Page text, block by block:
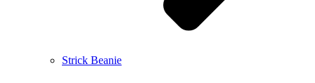
Strick Beanie